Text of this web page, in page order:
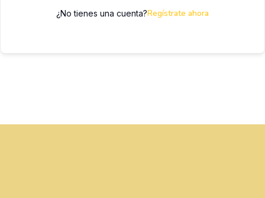
¿No tienes una cuenta?Regístrate ahora